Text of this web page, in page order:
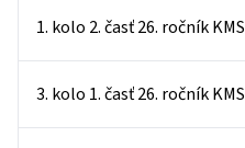
1. kolo 2. časť 26. ročník KMS
3. kolo 1. časť 26. ročník KMS